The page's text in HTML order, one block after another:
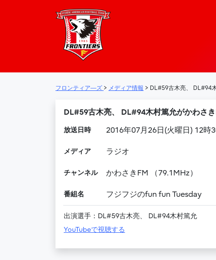
メインナビゲーション
フロンティア―ズ > メディア情報 > DL#59古木亮、 DL#94
DL#59古木亮、 DL#94木村篤允がかわさ
放送日時 2016年07月26日(火曜日) 12時
メディア ラジオ
チャンネル かわさきFM （79.1MHz）
番組名 フジフジのfun fun Tuesday
出演選手：DL#59古木亮、 DL#94木村篤允
YouTubeで視聴する